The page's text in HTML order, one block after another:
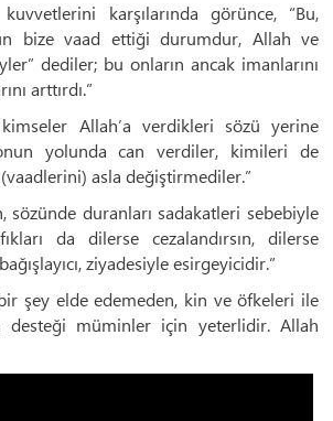
karşılarında görünce, “Bu,
bize vaad ettiği durumdur, Allah ve
dediler; bu onların ancak imanlarını
­arttırdı.”
Allah’a verdikleri sözü yerine
yolunda can verdiler, kimileri de
asla ­değiştirmediler.”
sözünde duranları sadakatleri sebebiyle
da dilerse cezalandırsın, dilerse
ziyadesiyle esirgeyicidir.”
şey elde edemeden, kin ve öfkeleri ile
desteği müminler için yeterlidir. Allah